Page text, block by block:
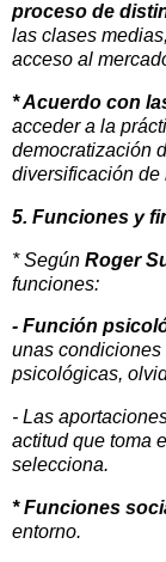
proceso de
las clases
acceso al
* Acuerdo con
acceder a la
democratización
diversificación de
5. Funciones y
* Según Roger
funciones:
- Función
unas
psicológicas,
- Las
actitud que toma
selecciona.
* Funciones
entorno.